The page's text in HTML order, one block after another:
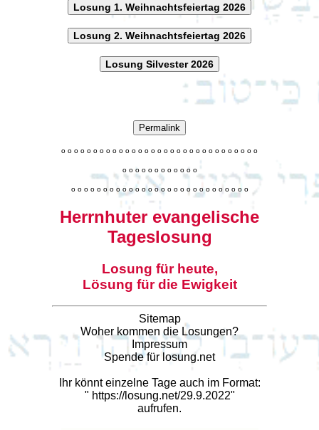
Losung 1. Weihnachtsfeiertag 2026
Losung 2. Weihnachtsfeiertag 2026
Losung Silvester 2026
Permalink
o o o o o o o o o o o o o o o o o o o o o o o o o o o o o o o
o o o o o o o o o o o o
o o o o o o o o o o o o o o o o o o o o o o o o o o o o
Herrnhuter evangelische
Tageslosung
Losung für heute,
Lösung für die Ewigkeit
Sitemap
Woher kommen die Losungen?
Impressum
Spende für losung.net
Ihr könnt einzelne Tage auch im Format:
" https://losung.net/29.9.2022"
aufrufen.